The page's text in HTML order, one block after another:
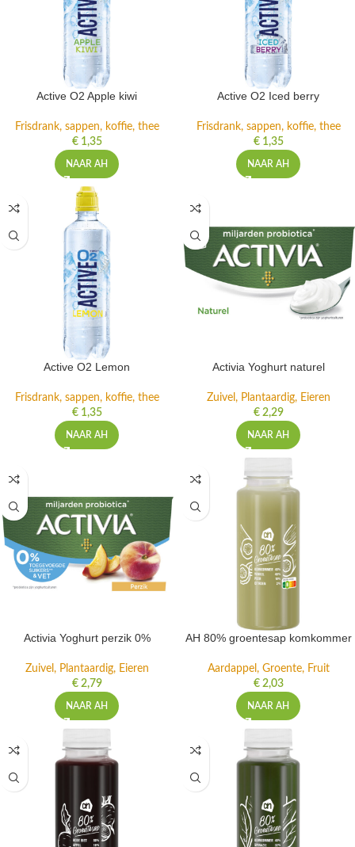
Active O2 Apple kiwi
Frisdrank, sappen, koffie, thee
€1,35
NAAR AH
Active O2 Iced berry
Frisdrank, sappen, koffie, thee
€1,35
NAAR AH
Active O2 Lemon
Frisdrank, sappen, koffie, thee
€1,35
NAAR AH
Activia Yoghurt naturel
Zuivel, Plantaardig, Eieren
€2,29
NAAR AH
Activia Yoghurt perzik 0%
Zuivel, Plantaardig, Eieren
€2,79
NAAR AH
AH 80% groentesap komkommer
Aardappel, Groente, Fruit
€2,03
NAAR AH